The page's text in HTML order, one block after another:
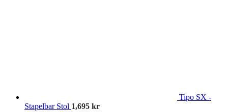
Tipo SX -
Stapelbar Stol 1,695 kr